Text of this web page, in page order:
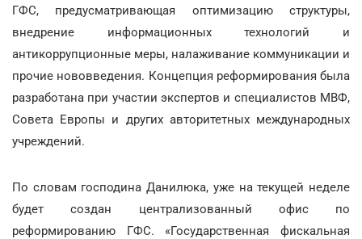
ГФС, предусматривающая оптимизацию структуры,
внедрение информационных технологий и
антикоррупционные меры, налаживание коммуникации и
прочие нововведения. Концепция реформирования была
разработана при участии экспертов и специалистов МВФ,
Совета Европы и других авторитетных международных
учреждений.
По словам господина Данилюка, уже на текущей неделе
будет создан централизованный офис по
реформированию ГФС. «Государственная фискальная